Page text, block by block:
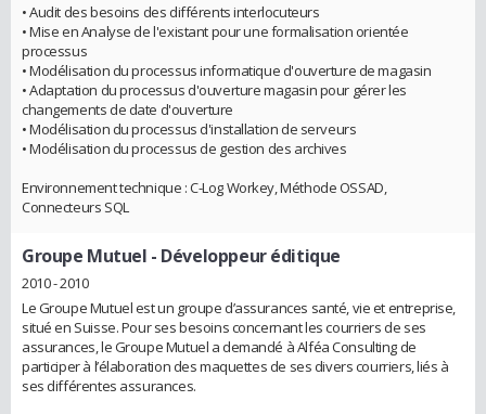
• Audit des besoins des différents interlocuteurs
• Mise en Analyse de l'existant pour une formalisation orientée
processus
• Modélisation du processus informatique d'ouverture de magasin
• Adaptation du processus d'ouverture magasin pour gérer les
changements de date d'ouverture
• Modélisation du processus d'installation de serveurs
• Modélisation du processus de gestion des archives
Environnement technique : C-Log Workey, Méthode OSSAD,
Connecteurs SQL
Groupe Mutuel - Développeur éditique
2010 - 2010
Le Groupe Mutuel est un groupe d’assurances santé, vie et entreprise,
situé en Suisse. Pour ses besoins concernant les courriers de ses
assurances, le Groupe Mutuel a demandé à Alféa Consulting de
participer à l’élaboration des maquettes de ses divers courriers, liés à
ses différentes assurances.